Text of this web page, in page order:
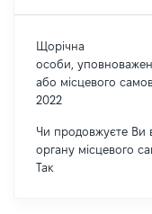
Щорічна
особи,
або місцевого
2022
Чи продовжуєте Ви
органу місцевого
Так